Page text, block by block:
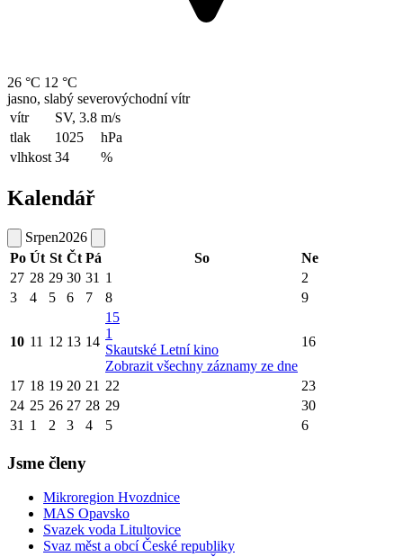
26 °C 12 °C
jasno, slabý severovýchodní vítr
vítr
SV, 3.8 m/s
tlak
1025
hPa
vlhkost 34 %
Kalendář
Srpen2026
Po Út St Čt Pá So
Ne
27 28 29 30 31 1
2
3
4 5 6 7 8 9
10 11 12 13 14
15
1
Skautské Letní kino
Zobrazit všechny záznamy ze dne
16
17 18 19 20 21 22
23
24 25 26 27 28 29
30
31 1 2 3 4 5 6
Jsme členy
Mikroregion Hvozdnice
MAS Opavsko
Svazek voda Litultovice
Svaz měst a obcí České republiky